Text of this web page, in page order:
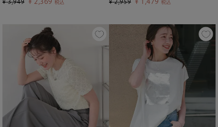
¥ 3,949 ¥ 2,369 税込
¥ 2,959 ¥ 1,479 税込